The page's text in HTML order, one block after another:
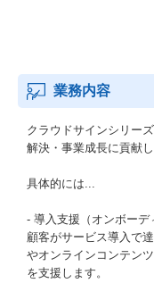
業務内容
クラウドサインシリー
解決・事業成長に貢献
具体的には...
- 導入支援（オンボーデ
顧客がサービス導入で
やオンラインコンテン
を支援します。